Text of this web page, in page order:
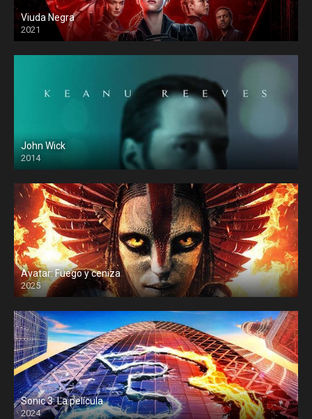
Viuda Negra
2021
John Wick
2014
Avatar: Fuego y ceniza
2025
Sonic 3: La película
2024